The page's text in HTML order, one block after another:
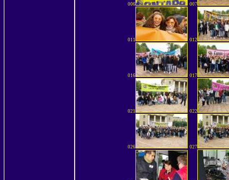
006 007
011 012
016 017
021 022
026 027